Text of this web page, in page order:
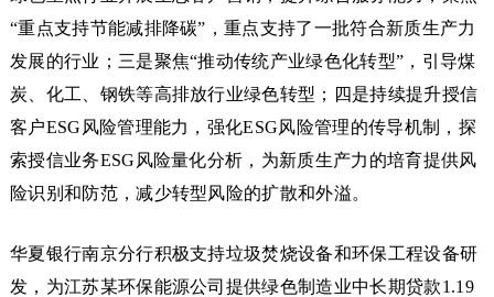
“重点支持节能减排降碳”，重点支持了一批符合新质生产力
发展的行业；三是聚焦“推动传统产业绿色化转型”，引导煤
炭、化工、钢铁等高排放行业绿色转型；四是持续提升授信
客户ESG风险管理能力，强化ESG风险管理的传导机制，探
索授信业务ESG风险量化分析，为新质生产力的培育提供风
险识别和防范，减少转型风险的扩散和外溢。
华夏银行南京分行积极支持垃圾焚烧设备和环保工程设备研
发，为江苏某环保能源公司提供绿色制造业中长期贷款1.19